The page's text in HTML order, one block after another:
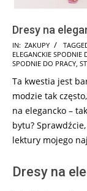
Dresy na
2025-
07-
IN: ZAKUPY
ELEGANCKIE SPODNIE
SPODNIE DO PRACY,
Ta kwestia jest
modzie tak
na elegancko –
bytu?
lektury mojego
Dresy na